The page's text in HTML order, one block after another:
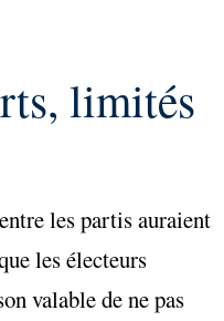
limités
les partis auraient
les électeurs
valable de ne pas